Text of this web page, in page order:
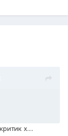
х....